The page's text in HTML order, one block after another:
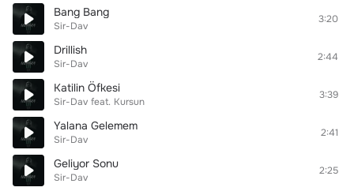
Bang Bang
Sir-Dav
3:20
Drillish
Sir-Dav
2:44
Katilin Öfkesi
Sir-Dav feat. Kursun
3:39
Yalana Gelemem
Sir-Dav
2:41
Geliyor Sonu
Sir-Dav
2:25